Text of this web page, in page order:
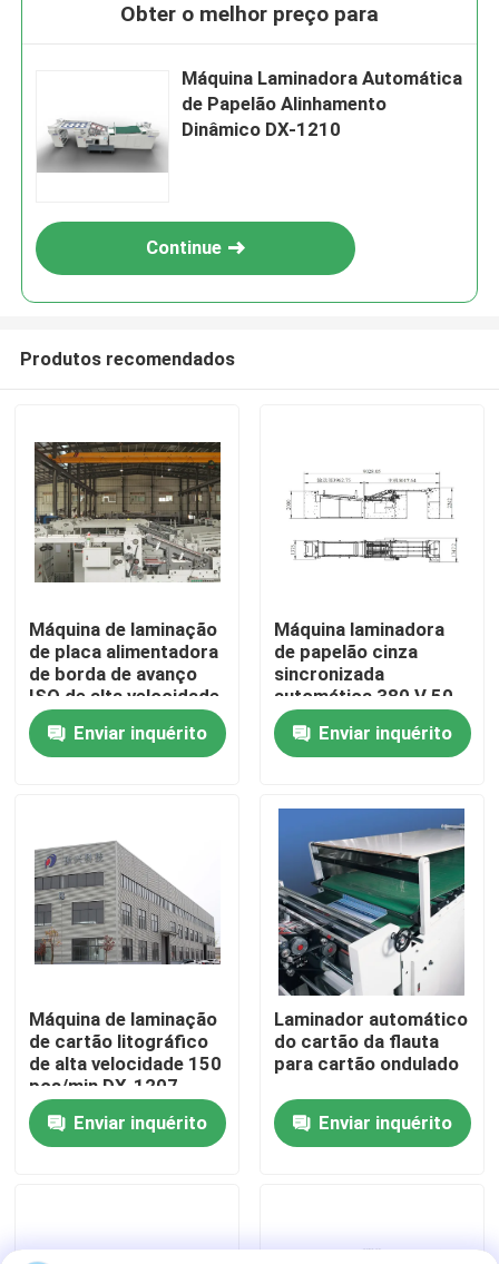
Para casa
Produtos
Sobre nós
Controle de qualidade
Contacte-nos
Notícias
Casos
Máquina do laminador da flauta
Obter o melhor preço para
Máquina Laminadora Automática
de Papelão Alinhamento
Dinâmico DX-1210
Continue
Produtos recomendados
Máquina de laminação
de placa alimentadora
de borda de avanço
ISO de alta velocidade
Enviar inquérito
Máquina laminadora
de papelão cinza
sincronizada
automática 380 V 50
HZ
Enviar inquérito
Máquina de laminação
de cartão litográfico
de alta velocidade 150
pçs/min DX-1207
Enviar inquérito
Laminador automático
do cartão da flauta
para cartão ondulado
Enviar inquérito